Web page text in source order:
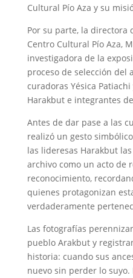
Cultural Pío Aza y su
Por su parte, la directora
Centro Cultural Pío Aza,
investigadora de la
proceso de selección del
curadoras Yésica
Harakbut e integrantes
Antes de dar pase a las
realizó un gesto
las lideresas Harakbut
archivo como un acto de
reconocimiento,
quienes protagonizan
verdaderamente
Las fotografías
pueblo Arakbut y
historia: cuando sus
nuevo sin perder lo suyo.